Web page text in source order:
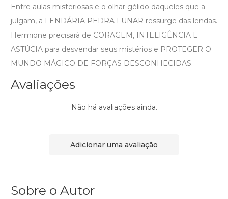
Entre aulas misteriosas e o olhar gélido daqueles que a
julgam, a LENDÁRIA PEDRA LUNAR ressurge das lendas.
Hermione precisará de CORAGEM, INTELIGÊNCIA E
ASTÚCIA para desvendar seus mistérios e PROTEGER O
MUNDO MÁGICO DE FORÇAS DESCONHECIDAS.
Avaliações
Não há avaliações ainda.
Adicionar uma avaliação
Sobre o Autor